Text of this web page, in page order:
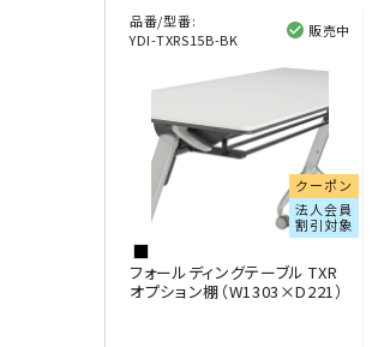
品番/型番:
YDI-TXRS15B-BK
販売中
クーポン
法人会員
割引対象
フォールディングテーブル TXR
オプション棚（W1303×D221）